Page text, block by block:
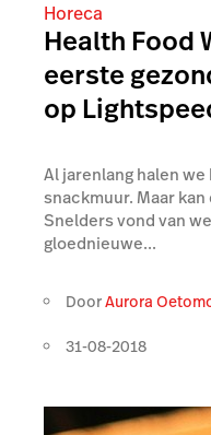
Horeca
Health Food
eerste
op
Al jarenlang halen
snackmuur. Maar
Snelders vond van
gloednieuwe...
DoorAurora
31-08-2018